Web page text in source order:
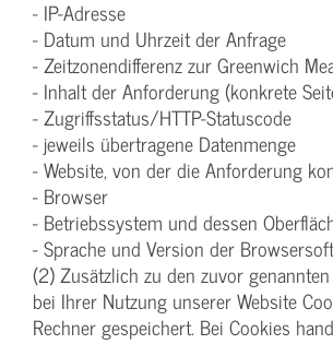
- IP-Adresse
- Datum und Uhrzeit der Anfrage
- Zeitzonendifferenz zur Greenwich
- Inhalt der Anforderung (konkrete
- Zugriffsstatus/HTTP-Statuscode
- jeweils übertragene Datenmenge
- Website, von der die Anforderung
- Browser
- Betriebssystem und dessen
- Sprache und Version der
(2) Zusätzlich zu den zuvor
bei Ihrer Nutzung unserer Website
Rechner gespeichert. Bei Cookies